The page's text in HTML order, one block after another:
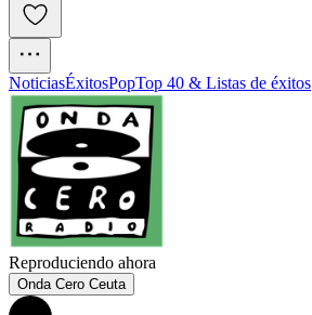
NoticiasÉxitosPopTop 40 & Listas de éxitos
Reproduciendo ahora
Onda Cero Ceuta